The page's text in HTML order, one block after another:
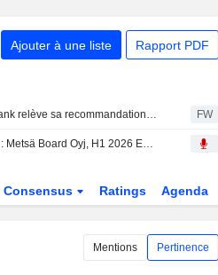
Ajouter à une liste Rapport PDF
Danske Bank relève sa recommandation sur Metsä Board à l'achat (conserver), objectif de cours à 4 euros - BN FW
Transcript : Metsä Board Oyj, H1 2026 Earnings Call, Aug 06, 2026
Consensus Ratings Agenda
Mentions Pertinence